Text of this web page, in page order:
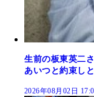
生前の板東英二
あいつと約束し
2026年08月02日